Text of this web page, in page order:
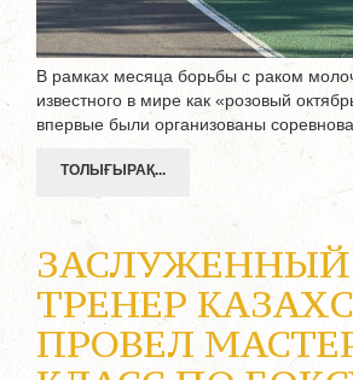
В рамках месяца борьбы с раком
известного в мире как «розовый
впервые были организованы
ТОЛЫҒЫРАҚ...
ЗАСЛУЖЕННЫЙ
ТРЕНЕР
ПРОВЕЛ